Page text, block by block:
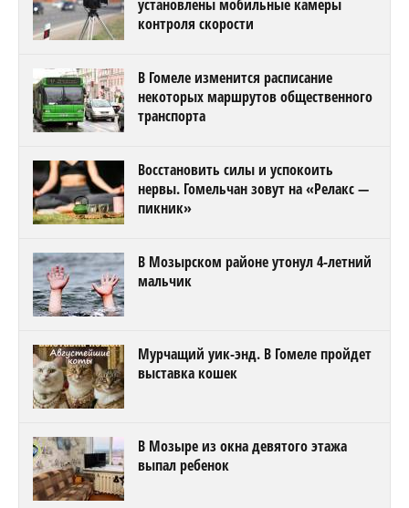
установлены мобильные камеры
контроля скорости
В Гомеле изменится расписание
некоторых маршрутов общественного
транспорта
Восстановить силы и успокоить
нервы. Гомельчан зовут на «Релакс —
пикник»
В Мозырском районе утонул 4-летний
мальчик
Мурчащий уик-энд. В Гомеле пройдет
выставка кошек
В Мозыре из окна девятого этажа
выпал ребенок